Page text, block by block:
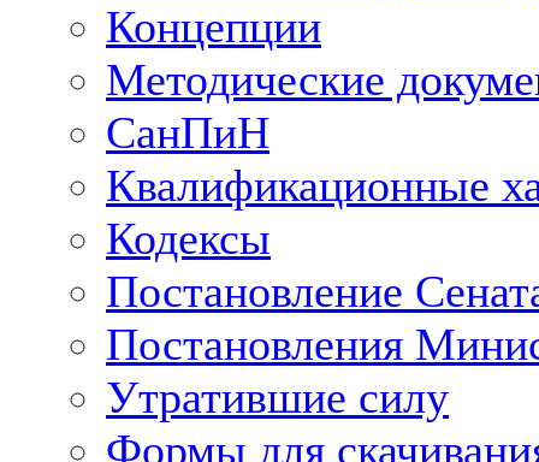
Концепции
Методические
СанПиН
Квалификационные
Кодексы
Постановление
Постановления
Утратившие силу
Формы для